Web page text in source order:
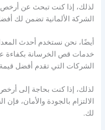
لذلك، إذا كنت تبحث عن
الشركة الألمانية تضمن لك
أيضًا، نحن نستخدم أحدث
خدمات قص الخرسانة بكفاءة
الشركات التي تقدم أفضل
لذلك، إذا كنت بحاجة إلى
الالتزام بالجودة والأمان، فإن
لك.